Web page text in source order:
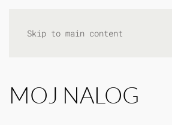
Skip to main content
MOJ NALOG